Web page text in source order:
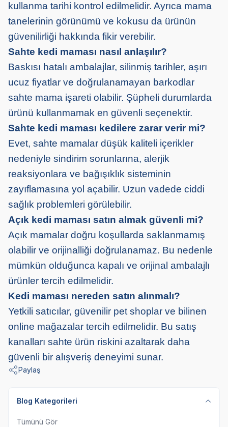
kullanma tarihi kontrol edilmelidir. Ayrıca mama
tanelerinin görünümü ve kokusu da ürünün
güvenilirliği hakkında fikir verebilir.
Sahte kedi maması nasıl anlaşılır?
Baskısı hatalı ambalajlar, silinmiş tarihler, aşırı
ucuz fiyatlar ve doğrulanamayan barkodlar
sahte mama işareti olabilir. Şüpheli durumlarda
ürünü kullanmamak en güvenli seçenektir.
Sahte kedi maması kedilere zarar verir mi?
Evet, sahte mamalar düşük kaliteli içerikler
nedeniyle sindirim sorunlarına, alerjik
reaksiyonlara ve bağışıklık sisteminin
zayıflamasına yol açabilir. Uzun vadede ciddi
sağlık problemleri görülebilir.
Açık kedi maması satın almak güvenli mi?
Açık mamalar doğru koşullarda saklanmamış
olabilir ve orijinalliği doğrulanamaz. Bu nedenle
mümkün olduğunca kapalı ve orijinal ambalajlı
ürünler tercih edilmelidir.
Kedi maması nereden satın alınmalı?
Yetkili satıcılar, güvenilir pet shoplar ve bilinen
online mağazalar tercih edilmelidir. Bu satış
kanalları sahte ürün riskini azaltarak daha
güvenli bir alışveriş deneyimi sunar.
Paylaş
Blog Kategorileri
Tümünü Gör